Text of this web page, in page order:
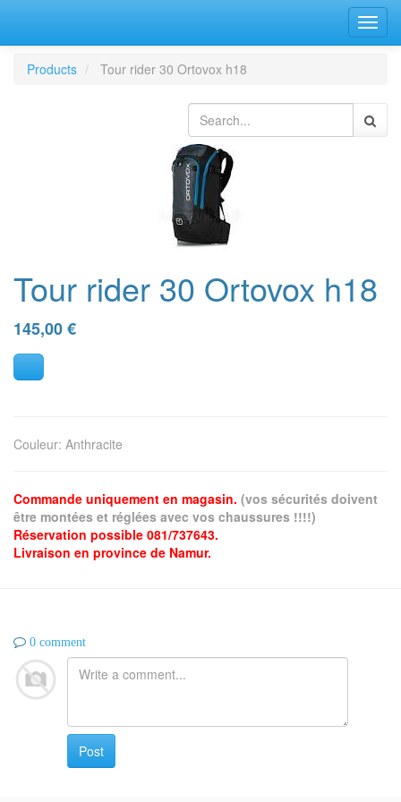
la
Products Tour rider 30 Ortovox h18
Tour rider 30 Ortovox h18
145,00€
Couleur: Anthracite
Commande uniquement en magasin. (vos sécurités doivent
être montées et réglées avec vos chaussures !!!!)
Réservation possible 081/737643.
Livraison en province de Namur.
0 comment
Post